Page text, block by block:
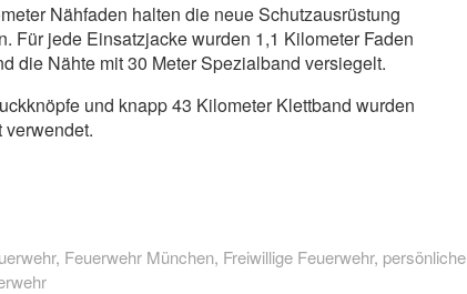
Nähfaden halten die neue Schutzausrüstung
Für jede Einsatzjacke wurden 1,1 Kilometer Faden
die Nähte mit 30 Meter Spezialband versiegelt.
und knapp 43 Kilometer Klettband wurden
verwendet.
, Feuerwehr München, Freiwillige Feuerwehr, persönliche